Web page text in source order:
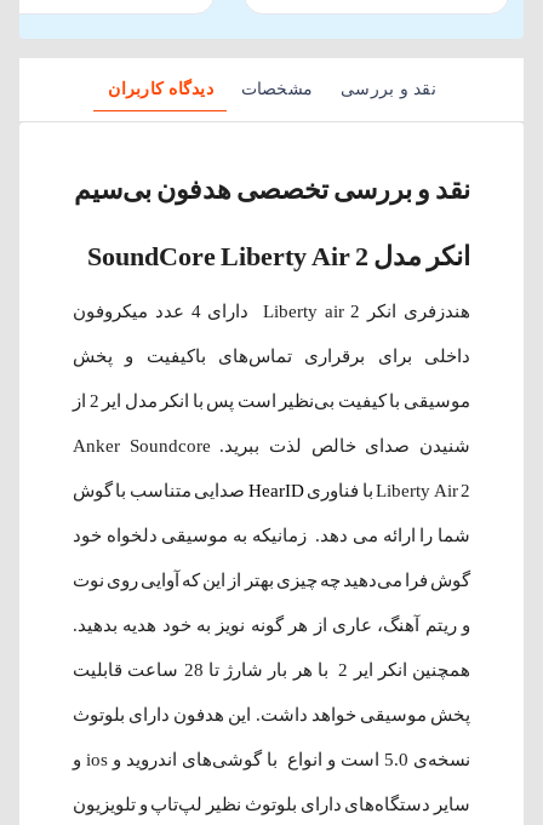
نقد و بررسی مشخصات دیدگاه کاربران
نقد و بررسی تخصصی هدفون بی‌سیم
انکر مدل SoundCore Liberty Air 2
هندزفری انکر Liberty air 2 دارای 4 عدد میکروفون
داخلی برای برقراری تماس‌های باکیفیت و پخش
موسیقی با کیفیت بی‌نظیر است پس با انکر مدل ایر 2 از
شنیدن صدای خالص لذت ببرید. Anker Soundcore
Liberty Air 2 با فناوری HearID صدایی متناسب با گوش
شما را ارائه می دهد. زمانیکه به موسیقی دلخواه خود
گوش فرا می‌دهید چه چیزی بهتر از این که آوایی روی نوت
و ریتم آهنگ، عاری از هر گونه نویز به خود هدیه بدهید.
همچنین انکر ایر 2 با هر بار شارژ تا 28 ساعت قابلیت
پخش موسیقی خواهد داشت. این هدفون دارای بلوتوث
نسخه‌ی 5.0 است و انواع با گوشی‌های اندروید و ios و
سایر دستگاه‌های دارای بلوتوث نظیر لپ‌تاپ و تلویزیون